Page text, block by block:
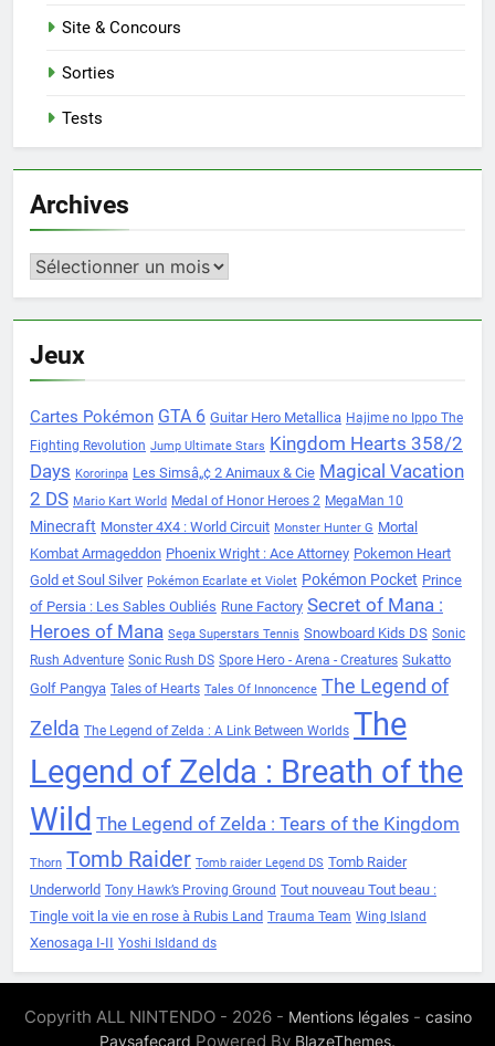
Site & Concours
Sorties
Tests
Archives
Archives
Jeux
Cartes Pokémon GTA 6 Guitar Hero Metallica Hajime no Ippo The
Fighting Revolution Jump Ultimate Stars Kingdom Hearts 358/2
Days Kororinpa Les Simsâ„¢ 2 Animaux & Cie Magical Vacation
2 DS Mario Kart World Medal of Honor Heroes 2 MegaMan 10
Minecraft Monster 4X4 : World Circuit Monster Hunter G Mortal
Kombat Armageddon Phoenix Wright : Ace Attorney Pokemon Heart
Gold et Soul Silver Pokémon Ecarlate et Violet Pokémon Pocket Prince
of Persia : Les Sables Oubliés Rune Factory Secret of Mana :
Heroes of Mana Sega Superstars Tennis Snowboard Kids DS Sonic
Rush Adventure Sonic Rush DS Spore Hero - Arena - Creatures Sukatto
Golf Pangya Tales of Hearts Tales Of Innoncence The Legend of
Zelda The Legend of Zelda : A Link Between Worlds The
Legend of Zelda : Breath of the
Wild The Legend of Zelda : Tears of the Kingdom
Thorn Tomb Raider Tomb raider Legend DS Tomb Raider
Underworld Tony Hawk’s Proving Ground Tout nouveau Tout beau :
Tingle voit la vie en rose à Rubis Land Trauma Team Wing Island
Xenosaga I-II Yoshi Isldand ds
Copyrith ALL NINTENDO - 2026 - Mentions légales- casino
Paysafecard Powered By BlazeThemes.